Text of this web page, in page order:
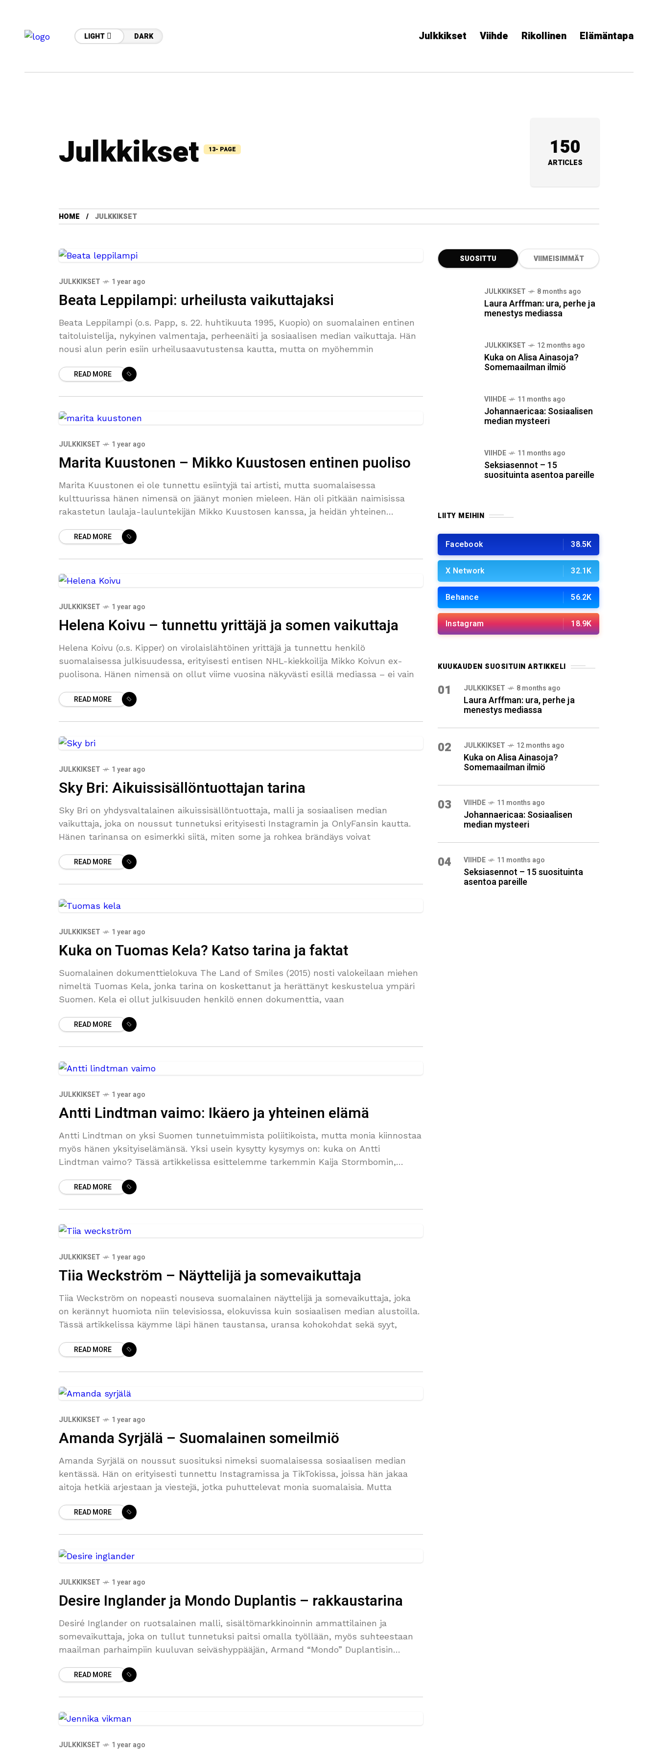
LIGHT DARK Julkkikset Viihde Rikollinen Elämäntapa
Julkkikset 13- PAGE 150
ARTICLES
HOME JULKKIKSET
JULKKIKSET 1 year ago
Beata Leppilampi: urheilusta vaikuttajaksi
Beata Leppilampi (o.s. Papp, s. 22. huhtikuuta 1995, Kuopio) on suomalainen entinen
taitoluistelija, nykyinen valmentaja, perheenäiti ja sosiaalisen median vaikuttaja. Hän
nousi alun perin esiin urheilusaavutustensa kautta, mutta on myöhemmin
READ MORE
JULKKIKSET 1 year ago
Marita Kuustonen – Mikko Kuustosen entinen puoliso
Marita Kuustonen ei ole tunnettu esiintyjä tai artisti, mutta suomalaisessa
kulttuurissa hänen nimensä on jäänyt monien mieleen. Hän oli pitkään naimisissa
rakastetun laulaja-lauluntekijän Mikko Kuustosen kanssa, ja heidän yhteinen
READ MORE
JULKKIKSET 1 year ago
Helena Koivu – tunnettu yrittäjä ja somen vaikuttaja
Helena Koivu (o.s. Kipper) on virolaislähtöinen yrittäjä ja tunnettu henkilö
suomalaisessa julkisuudessa, erityisesti entisen NHL-kiekkoilija Mikko Koivun ex-
puolisona. Hänen nimensä on ollut viime vuosina näkyvästi esillä mediassa – ei vain
READ MORE
JULKKIKSET 1 year ago
Sky Bri: Aikuissisällöntuottajan tarina
Sky Bri on yhdysvaltalainen aikuissisällöntuottaja, malli ja sosiaalisen median
vaikuttaja, joka on noussut tunnetuksi erityisesti Instagramin ja OnlyFansin kautta.
Hänen tarinansa on esimerkki siitä, miten some ja rohkea brändäys voivat
READ MORE
JULKKIKSET 1 year ago
Kuka on Tuomas Kela? Katso tarina ja faktat
Suomalainen dokumenttielokuva The Land of Smiles (2015) nosti valokeilaan miehen
nimeltä Tuomas Kela, jonka tarina on koskettanut ja herättänyt keskustelua ympäri
Suomen. Kela ei ollut julkisuuden henkilö ennen dokumenttia, vaan
READ MORE
JULKKIKSET 1 year ago
Antti Lindtman vaimo: Ikäero ja yhteinen elämä
Antti Lindtman on yksi Suomen tunnetuimmista poliitikoista, mutta monia kiinnostaa
myös hänen yksityiselämänsä. Yksi usein kysytty kysymys on: kuka on Antti
Lindtman vaimo? Tässä artikkelissa esittelemme tarkemmin Kaija Stormbomin,
READ MORE
JULKKIKSET 1 year ago
Tiia Weckström – Näyttelijä ja somevaikuttaja
Tiia Weckström on nopeasti nouseva suomalainen näyttelijä ja somevaikuttaja, joka
on kerännyt huomiota niin televisiossa, elokuvissa kuin sosiaalisen median alustoilla.
Tässä artikkelissa käymme läpi hänen taustansa, uransa kohokohdat sekä syyt,
READ MORE
JULKKIKSET 1 year ago
Amanda Syrjälä – Suomalainen someilmiö
Amanda Syrjälä on noussut suosituksi nimeksi suomalaisessa sosiaalisen median
kentässä. Hän on erityisesti tunnettu Instagramissa ja TikTokissa, joissa hän jakaa
aitoja hetkiä arjestaan ja viestejä, jotka puhuttelevat monia suomalaisia. Mutta
READ MORE
JULKKIKSET 1 year ago
Desire Inglander ja Mondo Duplantis – rakkaustarina
Desiré Inglander on ruotsalainen malli, sisältömarkkinoinnin ammattilainen ja
somevaikuttaja, joka on tullut tunnetuksi paitsi omalla työllään, myös suhteestaan
maailman parhaimpiin kuuluvan seiväshyppääjän, Armand “Mondo” Duplantisin
READ MORE
JULKKIKSET 1 year ago
SUOSITTU VIIMEISIMMÄT
JULKKIKSET 8 months ago
Laura Arffman: ura, perhe ja
menestys mediassa
JULKKIKSET 12 months ago
Kuka on Alisa Ainasoja?
Somemaailman ilmiö
VIIHDE 11 months ago
Johannaericaa: Sosiaalisen
median mysteeri
VIIHDE 11 months ago
Seksiasennot – 15
suosituinta asentoa pareille
LIITY MEIHIN
Facebook 38.5K
X Network 32.1K
Behance 56.2K
Instagram 18.9K
KUUKAUDEN SUOSITUIN ARTIKKELI
01 JULKKIKSET 8 months ago
Laura Arffman: ura, perhe ja
menestys mediassa
02 JULKKIKSET 12 months ago
Kuka on Alisa Ainasoja?
Somemaailman ilmiö
03 VIIHDE 11 months ago
Johannaericaa: Sosiaalisen
median mysteeri
04 VIIHDE 11 months ago
Seksiasennot – 15 suosituinta
asentoa pareille